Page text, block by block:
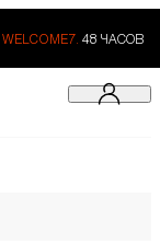
WELCOME7. 48 ЧАСОВ